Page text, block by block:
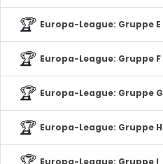
🏆 Europa-League: Gruppe E
🏆 Europa-League: Gruppe F
🏆 Europa-League: Gruppe G
🏆 Europa-League: Gruppe H
Europa-League: Gruppe I